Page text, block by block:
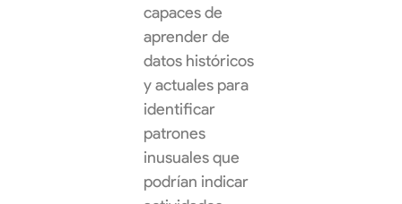
capaces de
aprender de
datos históricos
y actuales para
identificar
patrones
inusuales que
podrían indicar